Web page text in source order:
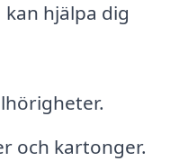
hjälpa dig
och kartonger.